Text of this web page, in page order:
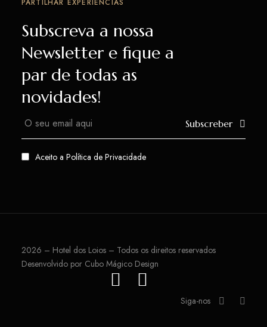
PARTILHAR EXPERIÊNCIAS
Subscreva a nossa
Newsletter e fique a
par de todas as
novidades!
Subscreber
Aceito a Política de Privacidade
2026 – Hotel dos Loios – Todos os direitos reservados
Desenvolvido por Cubo Mágico Design
Siga-nos